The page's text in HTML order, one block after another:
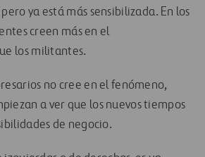
ya está más sensibilizada. En los
creen más en el
los militantes.
no cree en el fenómeno,
a ver que los nuevos tiempos
de negocio.